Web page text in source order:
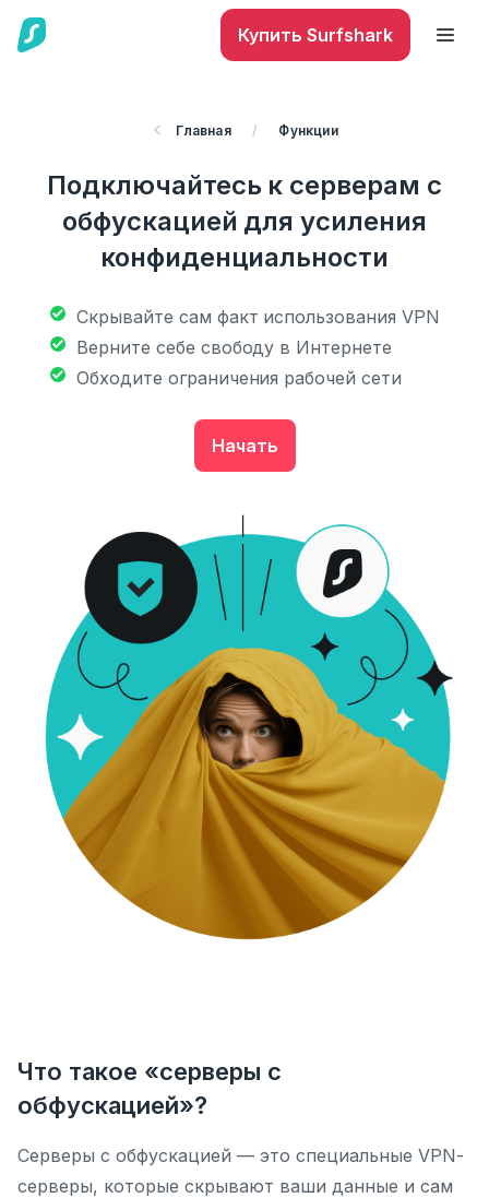
Купить Surfshark
Главная / Функции
Подключайтесь к серверам с
обфускацией для усиления
конфиденциальности
Скрывайте сам факт использования VPN
Верните себе свободу в Интернете
Обходите ограничения рабочей сети
Начать
Что такое «серверы с
обфускацией»?
Серверы с обфускацией — это специальные VPN-
серверы, которые скрывают ваши данные и сам